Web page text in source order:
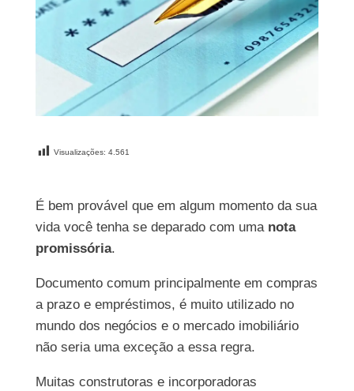
Visualizações: 4.561
É bem provável que em algum momento da sua
vida você tenha se deparado com uma nota
promissória.
Documento comum principalmente em compras
a prazo e empréstimos, é muito utilizado no
mundo dos negócios e o mercado imobiliário
não seria uma exceção a essa regra.
Muitas construtoras e incorporadoras